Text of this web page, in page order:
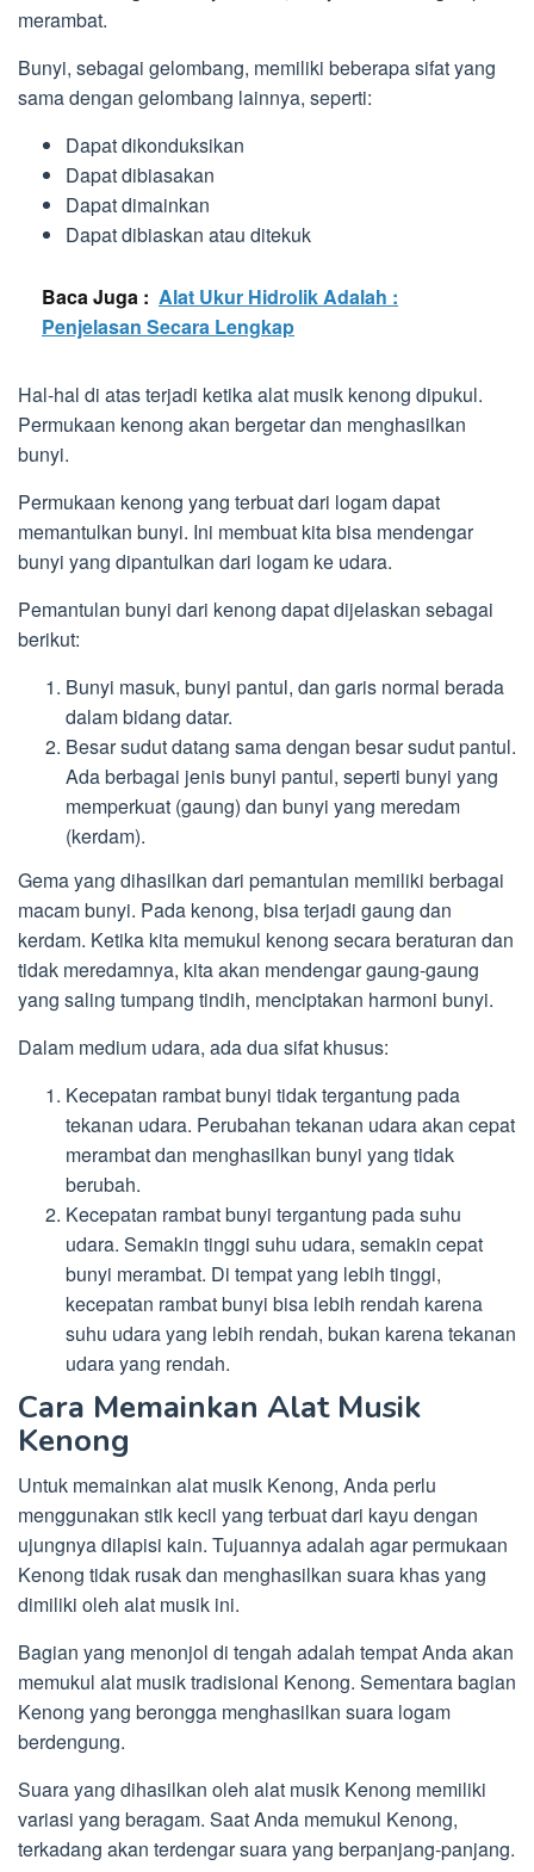
merambat.
Bunyi, sebagai gelombang, memiliki beberapa sifat yang
sama dengan gelombang lainnya, seperti:
Dapat dikonduksikan
Dapat dibiasakan
Dapat dimainkan
Dapat dibiaskan atau ditekuk
Baca Juga : Alat Ukur Hidrolik Adalah :
Penjelasan Secara Lengkap
Hal-hal di atas terjadi ketika alat musik kenong dipukul.
Permukaan kenong akan bergetar dan menghasilkan
bunyi.
Permukaan kenong yang terbuat dari logam dapat
memantulkan bunyi. Ini membuat kita bisa mendengar
bunyi yang dipantulkan dari logam ke udara.
Pemantulan bunyi dari kenong dapat dijelaskan sebagai
berikut:
Bunyi masuk, bunyi pantul, dan garis normal berada
dalam bidang datar.
Besar sudut datang sama dengan besar sudut pantul.
Ada berbagai jenis bunyi pantul, seperti bunyi yang
memperkuat (gaung) dan bunyi yang meredam
(kerdam).
Gema yang dihasilkan dari pemantulan memiliki berbagai
macam bunyi. Pada kenong, bisa terjadi gaung dan
kerdam. Ketika kita memukul kenong secara beraturan dan
tidak meredamnya, kita akan mendengar gaung-gaung
yang saling tumpang tindih, menciptakan harmoni bunyi.
Dalam medium udara, ada dua sifat khusus:
Kecepatan rambat bunyi tidak tergantung pada
tekanan udara. Perubahan tekanan udara akan cepat
merambat dan menghasilkan bunyi yang tidak
berubah.
Kecepatan rambat bunyi tergantung pada suhu
udara. Semakin tinggi suhu udara, semakin cepat
bunyi merambat. Di tempat yang lebih tinggi,
kecepatan rambat bunyi bisa lebih rendah karena
suhu udara yang lebih rendah, bukan karena tekanan
udara yang rendah.
Cara Memainkan Alat Musik
Kenong
Untuk memainkan alat musik Kenong, Anda perlu
menggunakan stik kecil yang terbuat dari kayu dengan
ujungnya dilapisi kain. Tujuannya adalah agar permukaan
Kenong tidak rusak dan menghasilkan suara khas yang
dimiliki oleh alat musik ini.
Bagian yang menonjol di tengah adalah tempat Anda akan
memukul alat musik tradisional Kenong. Sementara bagian
Kenong yang berongga menghasilkan suara logam
berdengung.
Suara yang dihasilkan oleh alat musik Kenong memiliki
variasi yang beragam. Saat Anda memukul Kenong,
terkadang akan terdengar suara yang berpanjang-panjang.